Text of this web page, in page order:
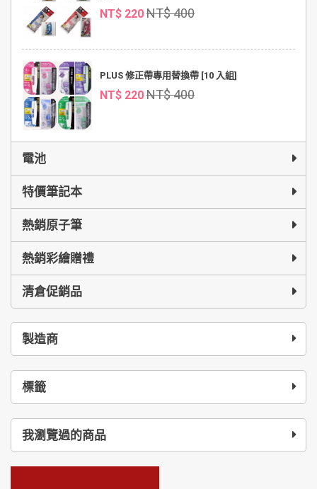
NT$ 220 NT$ 400
PLUS 修正帶專用替換帶 [10 入組]
NT$ 220 NT$ 400
電池
特價筆記本
熱銷原子筆
熱銷彩繪贈禮
清倉促銷品
製造商
標籤
我瀏覽過的商品